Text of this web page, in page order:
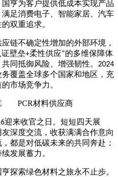
亨为客户提供低成本实现产品
足消费电子、智能家居、汽车
双重追求。
链不确定性增加的外部环境，
壁垒+柔性供应”的多维保障体
同抵御风险、增强韧性。 2024
覆盖全球多个国家和地区，充
市场竞争力。
迎来收官之日。短短四天展
深度交流，收获满满合作意向
都是对低碳未来的共同奔赴；
发展蓄力。
探索绿色材料之旅永不止步。